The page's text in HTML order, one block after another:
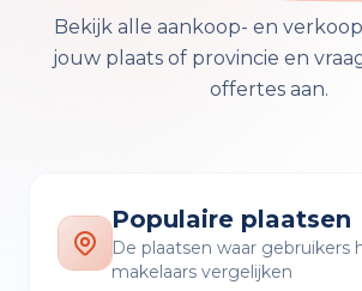
Bekijk alle aankoop- en
jouw plaats of provincie en
offertes aan.
Populaire plaatsen
De plaatsen waar gebruikers
makelaars vergelijken